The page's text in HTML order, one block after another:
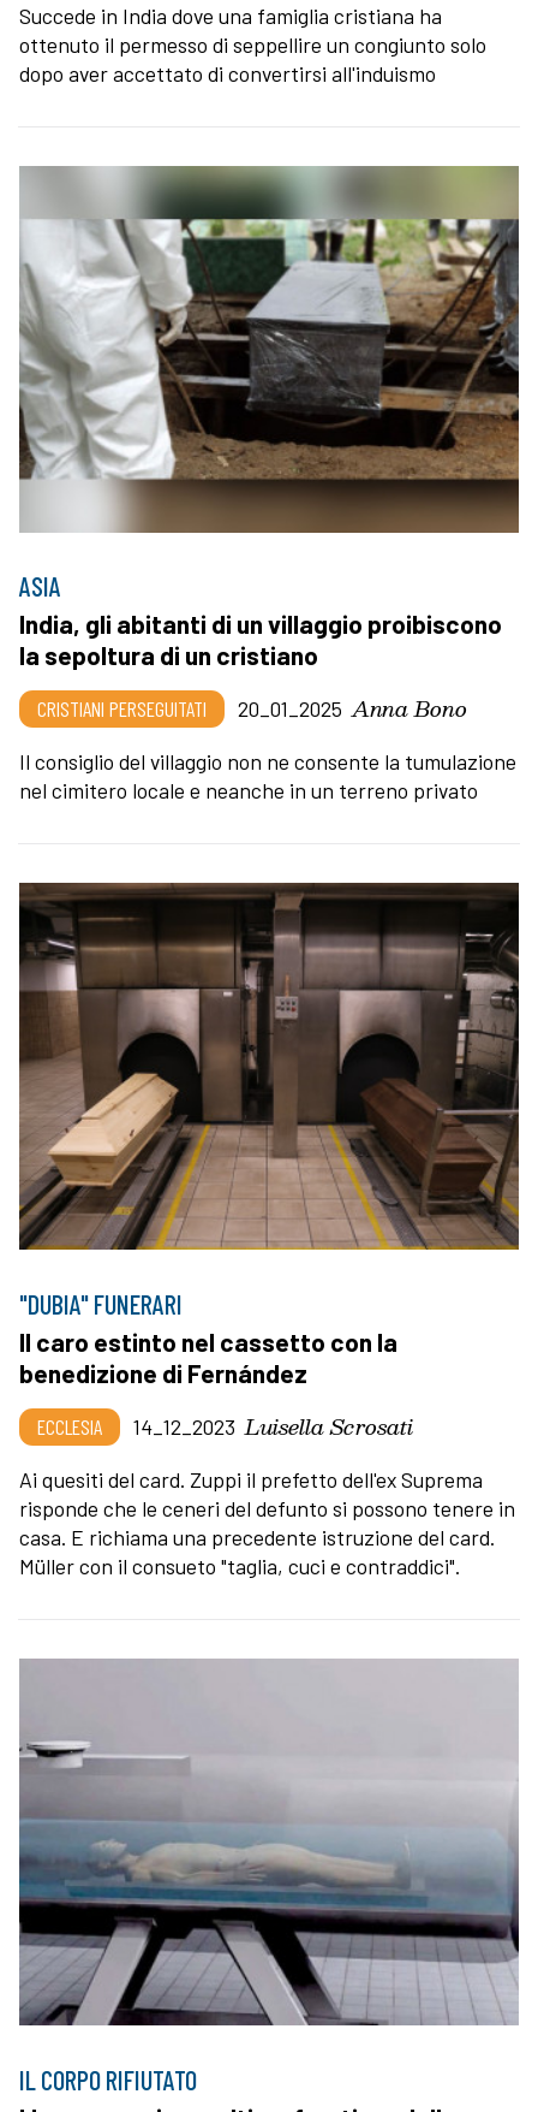
Succede in India dove una famiglia cristiana ha
ottenuto il permesso di seppellire un congiunto solo
dopo aver accettato di convertirsi all'induismo
ASIA
India, gli abitanti di un villaggio proibiscono
la sepoltura di un cristiano
CRISTIANI PERSEGUITATI 20_01_2025 Anna Bono
Il consiglio del villaggio non ne consente la tumulazione
nel cimitero locale e neanche in un terreno privato
"DUBIA" FUNERARI
Il caro estinto nel cassetto con la
benedizione di Fernández
ECCLESIA 14_12_2023 Luisella Scrosati
Ai quesiti del card. Zuppi il prefetto dell'ex Suprema
risponde che le ceneri del defunto si possono tenere in
casa. E richiama una precedente istruzione del card.
Müller con il consueto "taglia, cuci e contraddici".
IL CORPO RIFIUTATO